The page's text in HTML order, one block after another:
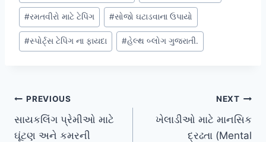
#રમતવીરો માટે ટેપિંગ #સોજો ઘટાડવાના ઉપાયો
#સ્પોર્ટ્સ ટેપિંગ ના ફાયદા #હેલ્થ બ્લોગ ગુજરાતી.
Post
navigation
PREVIOUS
સાયકલિંગ પ્રેમીઓ માટે
ઘૂંટણ અને કમરની
NEXT
ખેલાડીઓ માટે માનસિક
દ્રઢતા (Mental